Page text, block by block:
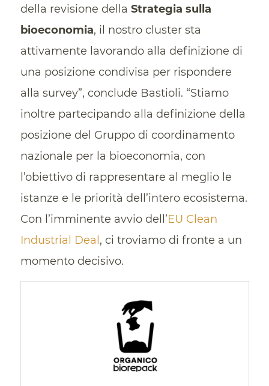
della revisione della Strategia sulla
bioeconomia, il nostro cluster sta
attivamente lavorando alla definizione di
una posizione condivisa per rispondere
alla survey”, conclude Bastioli. “Stiamo
inoltre partecipando alla definizione della
posizione del Gruppo di coordinamento
nazionale per la bioeconomia, con
l’obiettivo di rappresentare al meglio le
istanze e le priorità dell’intero ecosistema.
Con l’imminente avvio dell’EU Clean
Industrial Deal , ci troviamo di fronte a un
momento decisivo.